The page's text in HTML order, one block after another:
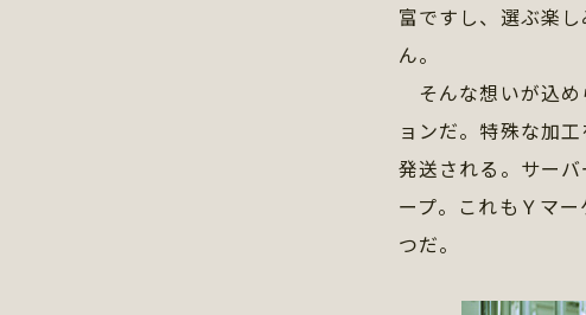
富ですし、選ぶ楽
ん。
そんな想いが込め
ョンだ。特殊な加
発送される。サー
ープ。これもＹマ
つだ。